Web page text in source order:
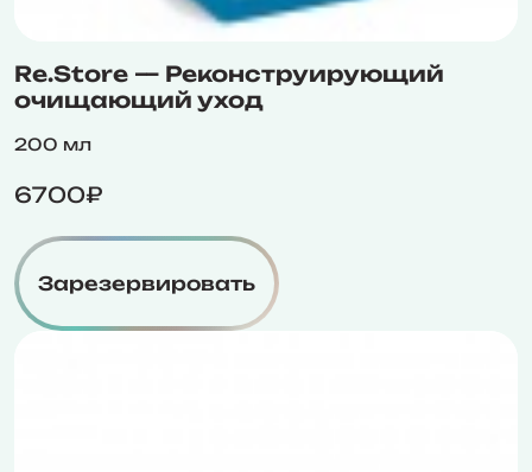
Re.Store — Реконструирующий
очищающий уход
200 мл
6700₽
Зарезервировать